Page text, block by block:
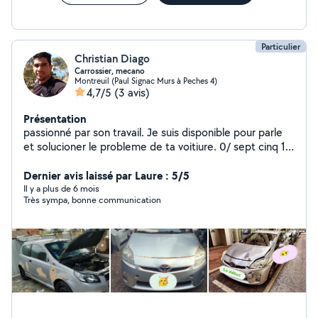
Particulier
Christian Diago
Carrossier, mecano
Montreuil (Paul Signac Murs à Peches 4)
4,7/5 (3 avis)
Présentation
passionné par son travail. Je suis disponible pour parle
et solucioner le probleme de ta voitiure. 0/ sept cinq 1
Dernier avis laissé par Laure : 5/5
Il y a plus de 6 mois
Très sympa, bonne communication